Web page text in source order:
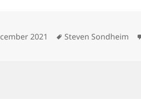
2021 Tags
Steven Sondheim